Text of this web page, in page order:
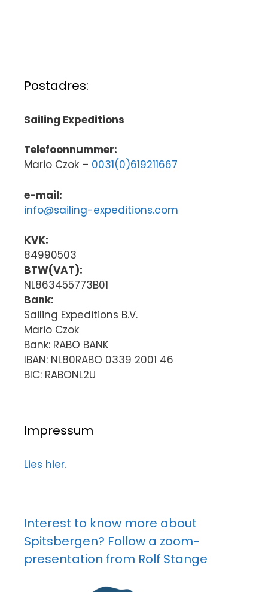
Postadres:
Sailing Expeditions
Telefoonnummer:
Mario Czok – 0031(0)619211667
e-mail:
info@sailing-expeditions.com
KVK:
84990503
BTW(VAT):
NL863455773B01
Bank:
Sailing Expeditions B.V.
Mario Czok
Bank: RABO BANK
IBAN: NL80RABO 0339 2001 46
BIC: RABONL2U
Impressum
Lies hier.
Interest to know more about
Spitsbergen? Follow a zoom-
presentation from Rolf Stange